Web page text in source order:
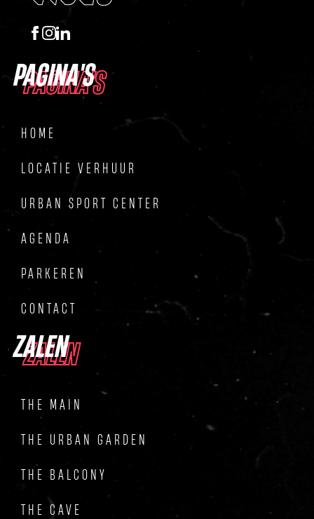
PAGINA'S
PAGINA'S
HOME
LOCATIE VERHUUR
URBAN SPORT CENTER
AGENDA
PARKEREN
CONTACT
ZALEN
ZALEN
THE MAIN
THE URBAN GARDEN
THE BALCONY
THE CAVE